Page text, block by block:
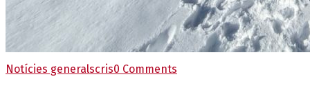
Notícies generalscris0 Comments